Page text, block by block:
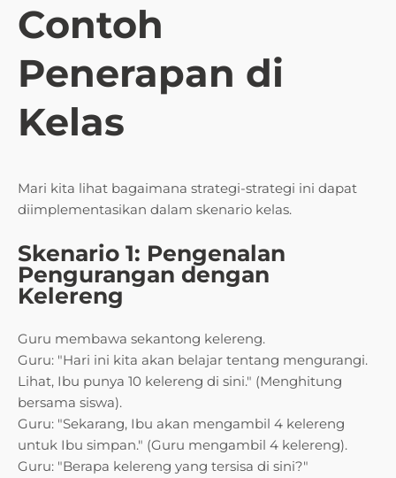
Contoh
Penerapan di
Kelas
Mari kita lihat bagaimana strategi-strategi ini dapat
diimplementasikan dalam skenario kelas.
Skenario 1: Pengenalan
Pengurangan dengan
Kelereng
Guru membawa sekantong kelereng.
Guru: "Hari ini kita akan belajar tentang mengurangi.
Lihat, Ibu punya 10 kelereng di sini." (Menghitung
bersama siswa).
Guru: "Sekarang, Ibu akan mengambil 4 kelereng
untuk Ibu simpan." (Guru mengambil 4 kelereng).
Guru: "Berapa kelereng yang tersisa di sini?"